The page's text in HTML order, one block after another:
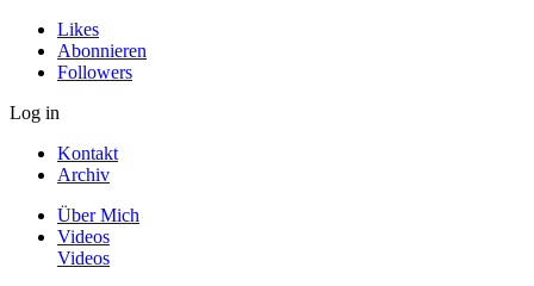
Likes
Abonnieren
Followers
Log in
Kontakt
Archiv
Über Mich
Videos
Videos